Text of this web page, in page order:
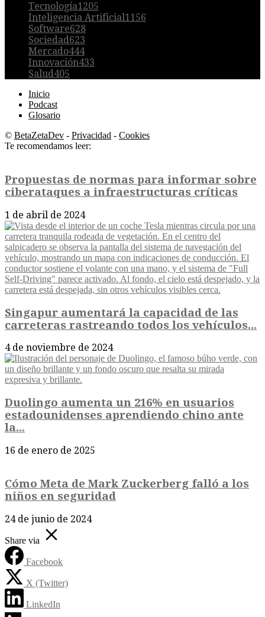
Tecnología1205
Inteligencia Artificial1156
Software628
Sociedad623
Mercado444
Innovación433
Salud405
Inicio
Podcast
Glosario
© BetaZetaDev - Privacidad - Cookies
Te recomendamos leer:
Propuestas de normas para informar sobre
ciberataques a infraestructuras críticas
1 de abril de 2024
Singapur aumentará la capacidad de las
carreteras rastreando todos los vehículos...
4 de noviembre de 2024
Duolingo aumenta un 216% en usuarios
estadounidenses aprendiendo chino ante
la...
16 de enero de 2025
Cómo Meta de Mark Zuckerberg falló a los
niños en seguridad
24 de junio de 2024
Share via
Facebook
X (Twitter)
LinkedIn